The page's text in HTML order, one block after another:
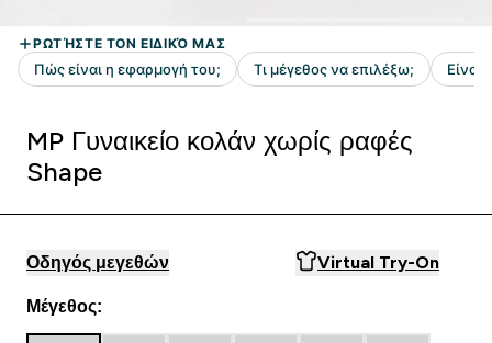
MP Γυναικείο κολάν χωρίς ραφές
Shape
Οδηγός μεγεθών Virtual Try-On
Μέγεθος: